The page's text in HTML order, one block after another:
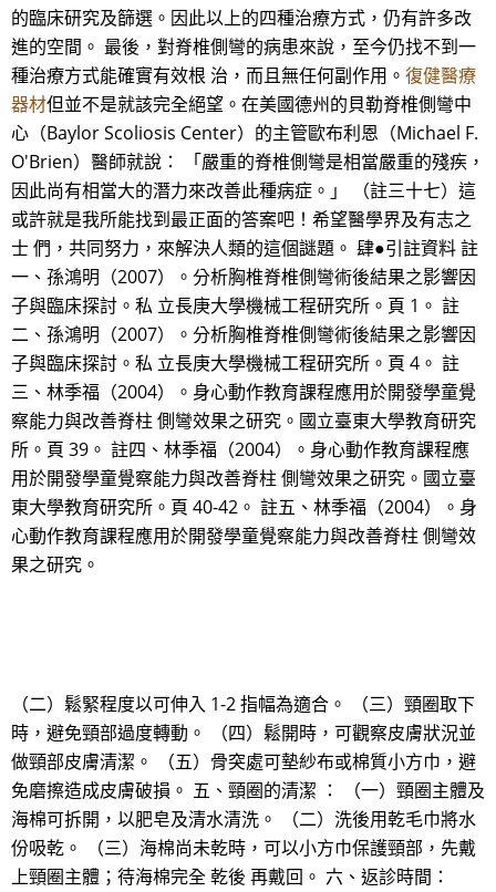
的臨床研究及篩選。因此以上的四種治療方式，仍有許多改
進的空間。 最後，對脊椎側彎的病患來說，至今仍找不到一
種治療方式能確實有效根 治，而且無任何副作用。 復健醫療
器材但並不是就該完全絕望。在美國德州的貝勒脊椎側彎中
心（Baylor Scoliosis Center）的主管歐布利恩（Michael F.
O'Brien）醫師就說： 「嚴重的脊椎側彎是相當嚴重的殘疾，
因此尚有相當大的潛力來改善此種病症。」 （註三十七）這
或許就是我所能找到最正面的答案吧！希望醫學界及有志之
士 們，共同努力，來解決人類的這個謎題。 肆●引註資料 註
一、孫鴻明（2007）。分析胸椎脊椎側彎術後結果之影響因
子與臨床探討。私 立長庚大學機械工程研究所。頁 1。 註
二、孫鴻明（2007）。分析胸椎脊椎側彎術後結果之影響因
子與臨床探討。私 立長庚大學機械工程研究所。頁 4。 註
三、林季福（2004）。身心動作教育課程應用於開發學童覺
察能力與改善脊柱 側彎效果之研究。國立臺東大學教育研究
所。頁 39。 註四、林季福（2004）。身心動作教育課程應
用於開發學童覺察能力與改善脊柱 側彎效果之研究。國立臺
東大學教育研究所。頁 40-42。 註五、林季福（2004）。身
心動作教育課程應用於開發學童覺察能力與改善脊柱 側彎效
果之研究。
（二）鬆緊程度以可伸入 1-2 指幅為適合。 （三）頸圈取下
時，避免頸部過度轉動。 （四）鬆開時，可觀察皮膚狀況並
做頸部皮膚清潔。 （五）骨突處可墊紗布或棉質小方巾，避
免磨擦造成皮膚破損。 五、頸圈的清潔 ： （一）頸圈主體及
海棉可拆開，以肥皂及清水清洗。 （二）洗後用乾毛巾將水
份吸乾。 （三）海棉尚未乾時，可以小方巾保護頸部，先戴
上頸圈主體；待海棉完全 乾後 再戴回。 六、返診時間：